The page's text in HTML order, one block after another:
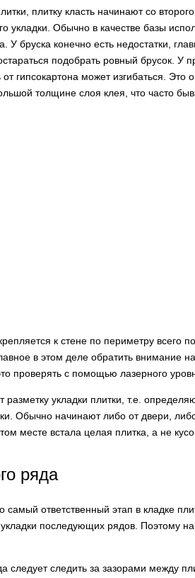
плитку класть начинают со
укладки. Обычно в качестве базы
У бруска конечно есть недостатки,
подобрать ровный брусок. У
гипсокартона может изгибаться. Это
толщине слоя клея, что часто
к стене по периметру всего
в этом деле обратить внимание
проверять с помощью лазерного
укладки плитки, т.е.
Обычно начинают либо от двери,
месте встала целая плитка, а не
ряда
самый ответственный этап в кладке
укладки последующих рядов. Поэтому
следует следить за зазорами между